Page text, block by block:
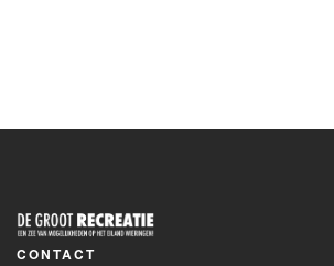
CONTACT